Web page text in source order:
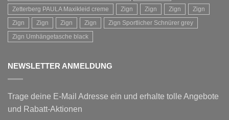
Zetterberg PAULA Maxikleid creme
Zign Zign Zign
Zign
Zign
Zign Zign Zign
Zign Sportlicher Schnürer grey
Zign Umhängetasche black
NEWSLETTER ANMELDUNG
Trage deine E-Mail Adresse ein und erhalte tolle Angebote
und Rabatt-Aktionen